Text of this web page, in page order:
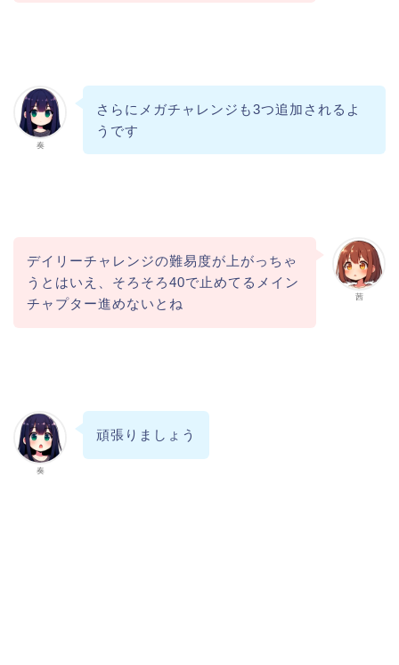
奏
さらにメガチャレンジも3つ追加されるよ
うです
茜
デイリーチャレンジの難易度が上がっちゃ
うとはいえ、そろそろ40で止めてるメイン
チャプター進めないとね
奏
頑張りましょう